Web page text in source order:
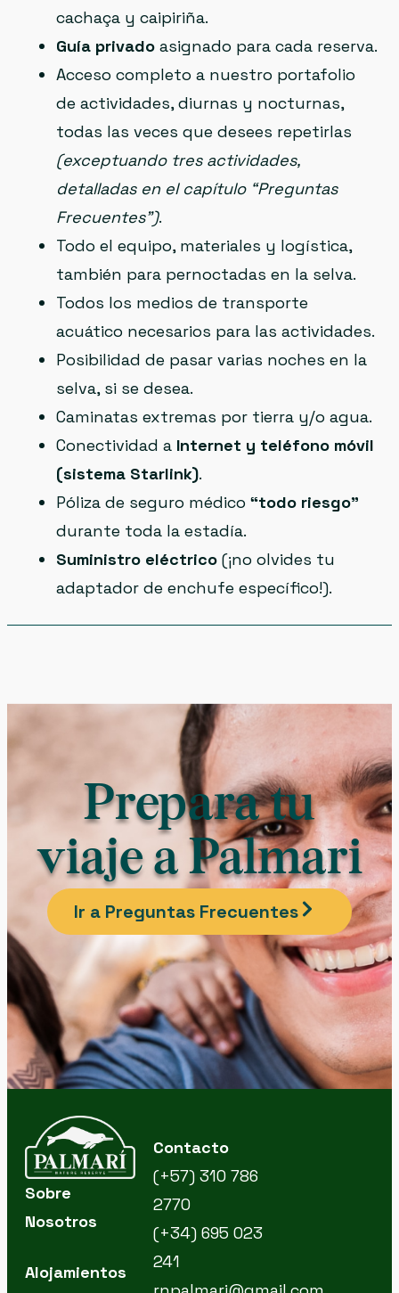
cachaça y caipiriña.
Guía privado asignado para cada reserva.
Acceso completo a nuestro portafolio
de actividades, diurnas y nocturnas,
todas las veces que desees repetirlas
(exceptuando tres actividades,
detalladas en el capítulo “Preguntas
Frecuentes”).
Todo el equipo, materiales y logística,
también para pernoctadas en la selva.
Todos los medios de transporte
acuático necesarios para las actividades.
Posibilidad de pasar varias noches en la
selva, si se desea.
Caminatas extremas por tierra y/o agua.
Conectividad a Internet y teléfono móvil
(sistema Starlink).
Póliza de seguro médico “todo riesgo”
durante toda la estadía.
Suministro eléctrico (¡no olvides tu
adaptador de enchufe específico!).
Prepara tu
viaje a Palmari
Ir a Preguntas Frecuentes
Sobre
Nosotros
Alojamientos
Contacto
(+57) 310 786
2770
(+34) 695 023
241